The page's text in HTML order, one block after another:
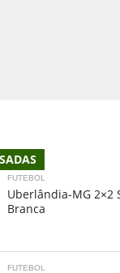
FUTEBOL
Uberlândia-MG 2×2
Branca
FUTEBOL